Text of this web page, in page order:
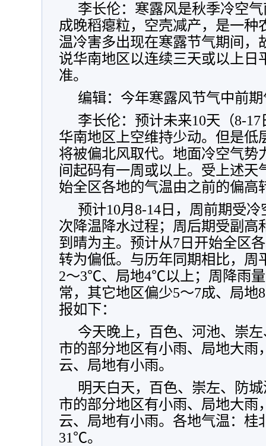
李长伦：寒露风是秋季冷空
成晚稻瘪粒，空壳减产，是一种
温冷害多出现在寒露节气期间，
说华南地区以连续三天或以上
准。
编辑：今年寒露风节气中前
李长伦：预计未来10天（8-
华南地区上空维持少动。但是低
将被偏北风取代。地面冷空气势
间起码有一周或以上。受上述天
始全区各地的气温由之前的偏高
预计10月8-14日，周前期受
次降温降水过程；周后期受副高
到晴为主。预计从7日开始全区
转为偏低。与历年同期相比，周
2～3℃、局地4℃以上；周降雨
常，其它地区偏少5～7成、局地
报如下：
今天晚上，百色、河池、崇
市的部分地区有小雨、局地大雨
云、局地有小雨。
明天白天，百色、崇左、防
市的部分地区有小雨、局地大雨
云、局地有小雨。各地气温：桂
31℃。